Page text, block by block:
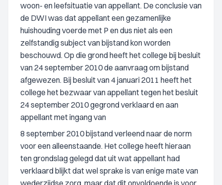
woon- en leefsituatie van appellant. De conclusie van
de DWI was dat appellant een gezamenlijke
huishouding voerde met P en dus niet als een
zelfstandig subject van bijstand kon worden
beschouwd. Op die grond heeft het college bij besluit
van 24 september 2010 de aanvraag om bijstand
afgewezen. Bij besluit van 4 januari 2011 heeft het
college het bezwaar van appellant tegen het besluit
24 september 2010 gegrond verklaard en aan
appellant met ingang van
8 september 2010 bijstand verleend naar de norm
voor een alleenstaande. Het college heeft hieraan
ten grondslag gelegd dat uit wat appellant had
verklaard blijkt dat wel sprake is van enige mate van
wederzijdse zorg, maar dat dit onvoldoende is voor